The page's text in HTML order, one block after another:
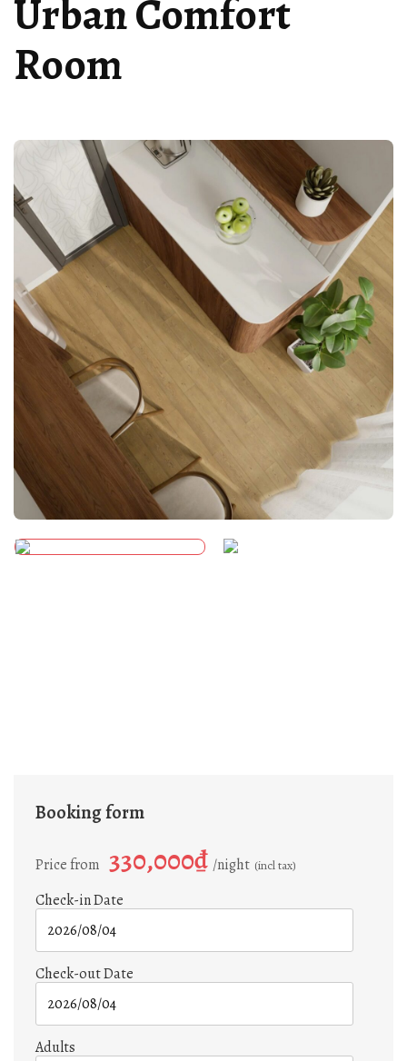
Urban Comfort
Room
Booking form
Price from 330,000₫ night (incl tax)
Check-in Date
Check-out Date
Adults